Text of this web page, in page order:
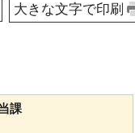
大きな文字で印刷
課